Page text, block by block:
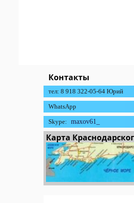
Контакты
тел: 8 918 322-05-64 Юрий
WhatsApp
Skype: maxov61_
Карта